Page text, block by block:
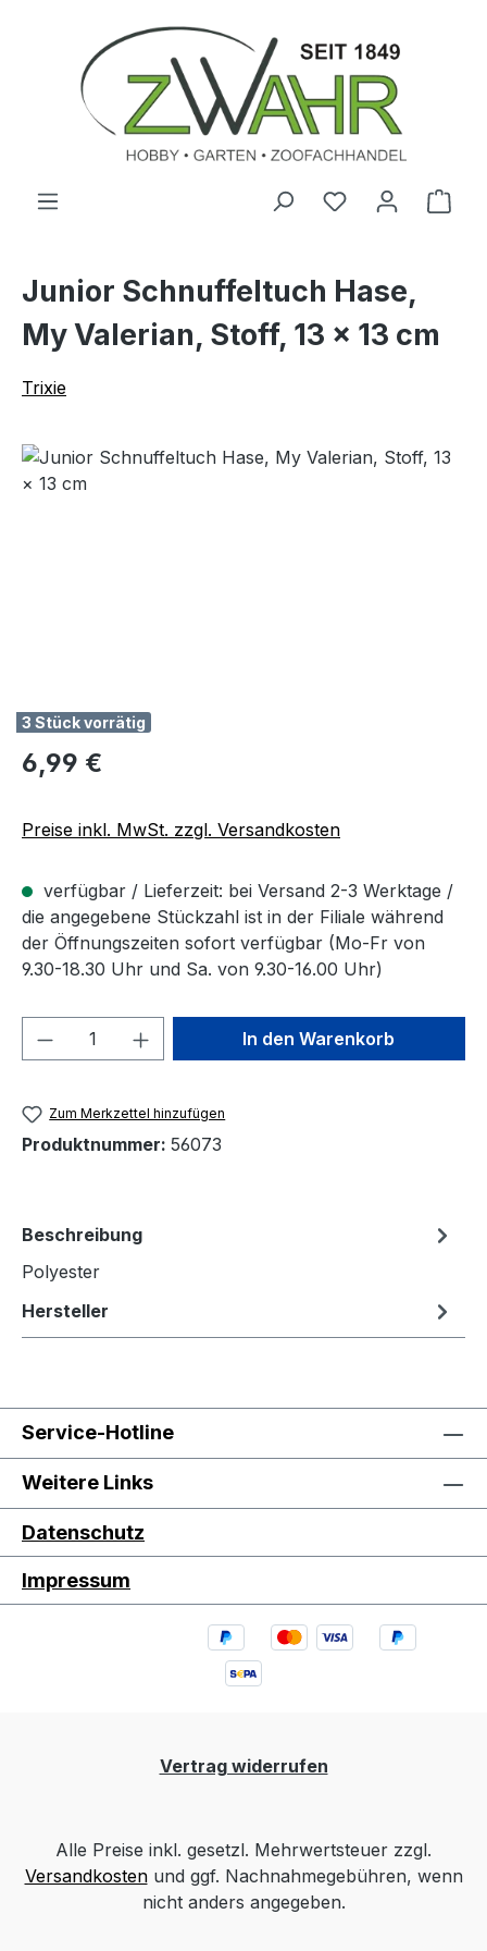
Zum Hauptinhalt springen
Junior Schnuffeltuch Hase,
My Valerian, Stoff, 13 × 13 cm
Trixie
Bildergalerie überspringen
3 Stück vorrätig
Regulärer Preis:
6,99 €
Preise inkl. MwSt. zzgl. Versandkosten
verfügbar / Lieferzeit: bei Versand 2-3 Werktage /
die angegebene Stückzahl ist in der Filiale während
der Öffnungszeiten sofort verfügbar (Mo-Fr von
9.30-18.30 Uhr und Sa. von 9.30-16.00 Uhr)
Produkt Anzahl: Gib denIn den Warenkorb
Zum Merkzettel hinzufügen
Produktnummer: 56073
Beschreibung
Polyester
Hersteller
Service-Hotline
Weitere Links
Datenschutz
Impressum
Vertrag widerrufen
Alle Preise inkl. gesetzl. Mehrwertsteuer zzgl.
Versandkostenund ggf. Nachnahmegebühren, wenn
nicht anders angegeben.